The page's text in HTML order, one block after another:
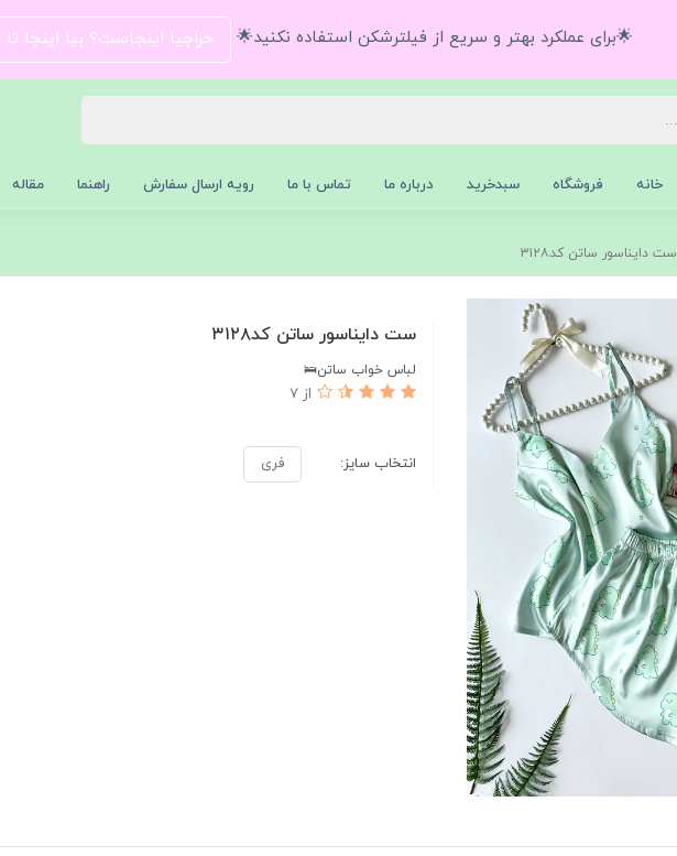
🌟برای عملکرد بهتر و سریع از فیلترشکن استفاده نکنید🌟 حراجیا اینجاست؟ بیا اینجا
خانه فروشگاه سبدخرید درباره ما تماس با ما رویه ارسال سفارش راهنما مقاله
ست دایناسور ساتن کد۳۱۲۸
ست دایناسور ساتن کد۳۱۲۸
لباس خواب ساتن🛌
از 7
انتخاب سایز: فری